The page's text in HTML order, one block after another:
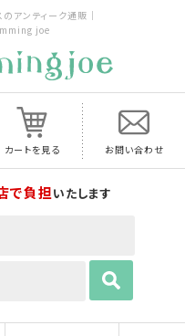
アンティーク通販｜
joe
カートを見る お問い合わせ
で負担いたします